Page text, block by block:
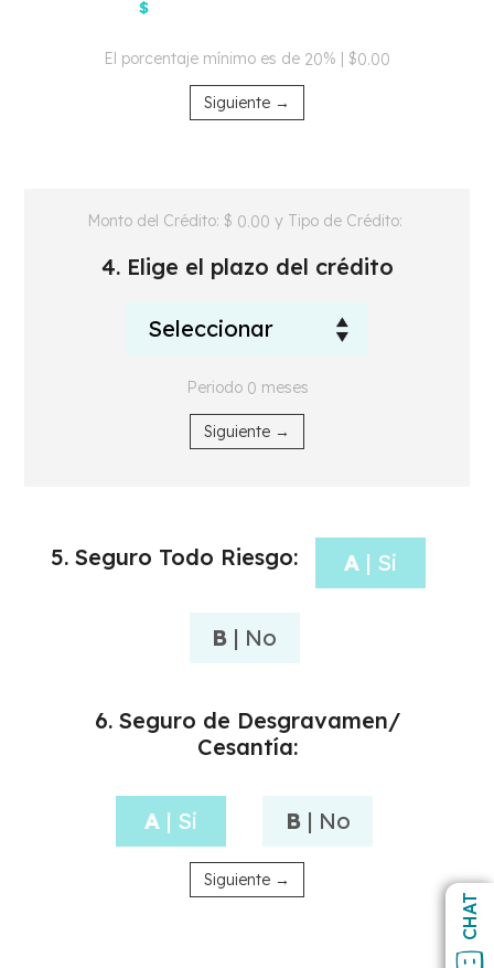
CHAT
$
El porcentaje mínimo es de 20% | $0.00
Siguiente →
Monto del Crédito: $ 0.00 y Tipo de Crédito:
4. Elige el plazo del crédito
Periodo 0 meses
Siguiente →
5. Seguro Todo Riesgo: A| Si
B | No
6. Seguro de Desgravamen/
Cesantía:
A | Si B| No
Siguiente →